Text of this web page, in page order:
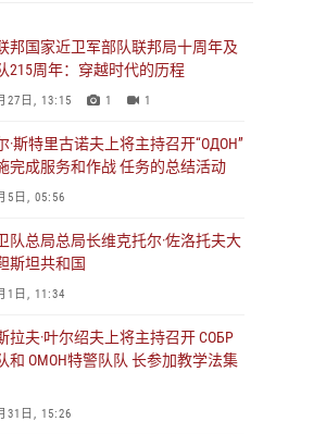
邦国家近卫军部队联邦局十周年及
215周年：穿越时代的历程
27日, 13:15 1 1
·斯特里古诺夫上将主持召开“ОДОН”
完成服务和作战 任务的总结活动
5日, 05:56
队总局总局长维克托尔·佐洛托夫大
斯坦共和国
1日, 11:34
拉夫·叶尔绍夫上将主持召开 СОБР
和 ОМОН特警队队 长参加教学法集
31日, 15:26